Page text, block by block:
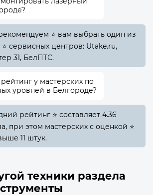
⭐ вам выбрать один из
⭐ сервисных центров: Utake.ru,
31, БелПТС.
у мастерских по
уровней в Белгороде?
рейтинг ⭐ составляет 4.36
при этом мастерских с оценкой ⭐
11 штук.
техники раздела